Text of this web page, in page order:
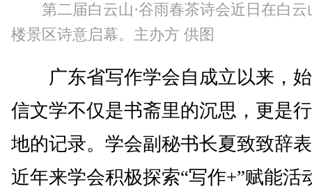
第二届白云山·谷雨春茶诗会近日在白云
楼景区诗意启幕。主办方 供图
广东省写作学会自成立以来，
信文学不仅是书斋里的沉思，更是
地的记录。学会副秘书长夏致致辞
近年来学会积极探索“写作+”赋能活